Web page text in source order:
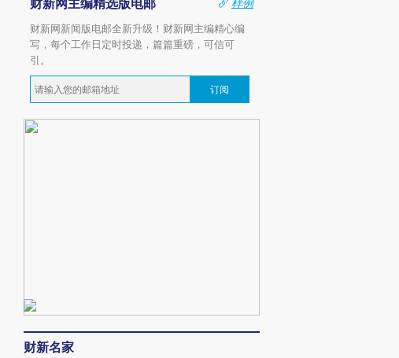
财新网主编精选版电邮
样例
财新网新闻版电邮全新升级！财新网主编精心编
写，每个工作日定时投递，篇篇重磅，可信可
引。
订阅
财新名家